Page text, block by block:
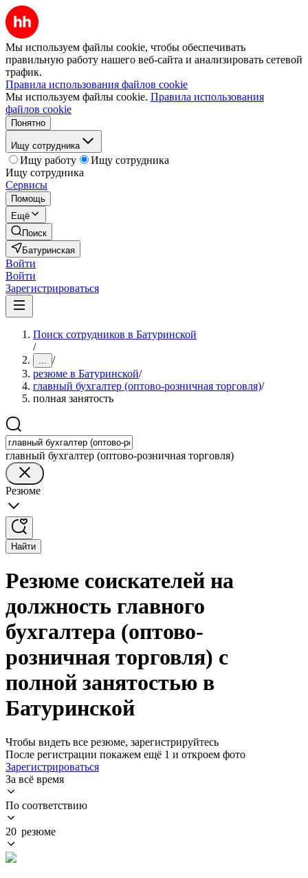
Мы используем файлы cookie, чтобы обеспечивать
правильную работу нашего веб-сайта и анализировать сетевой
трафик.
Правила использования файлов cookie
Мы используем файлы cookie. Правила использования
файлов cookie
Понятно
Ищу сотрудника
Ищу работу
Ищу сотрудника
Ищу сотрудника
Сервисы
Помощь
Ещё
Поиск
Батуринская
Войти
Войти
Зарегистрироваться
Поиск сотрудников в Батуринской
/
... /
резюме в Батуринской/
главный бухгалтер (оптово-розничная торговля)/
полная занятость
главный бухгалтер (оптово-розничная торговля)
Резюме
Найти
Резюме соискателей на
должность главного
бухгалтера (оптово-
розничная торговля) с
полной занятостью в
Батуринской
Чтобы видеть все резюме, зарегистрируйтесь
После регистрации покажем ещё 1 и откроем фото
Зарегистрироваться
За всё время
По соответствию
20 резюме